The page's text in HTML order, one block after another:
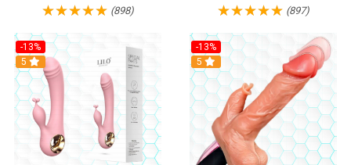
(898) (897)
-13%
Hot
5
-13%
Hot
5